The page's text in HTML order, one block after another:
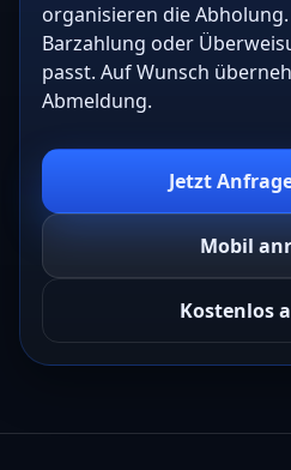
organisieren die
Barzahlung oder
passt. Auf Wunsch
Abmeldung.
Jetzt
Mobil
Kostenlos